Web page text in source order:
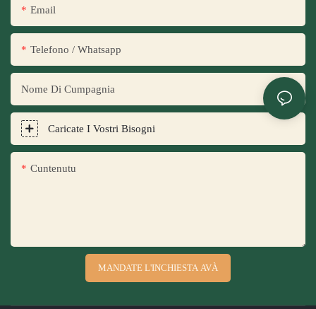
Email
Telefono / Whatsapp
Nome Di Cumpagnia
Caricate I Vostri Bisogni
Cuntenutu
MANDATE L'INCHIESTA AVÀ